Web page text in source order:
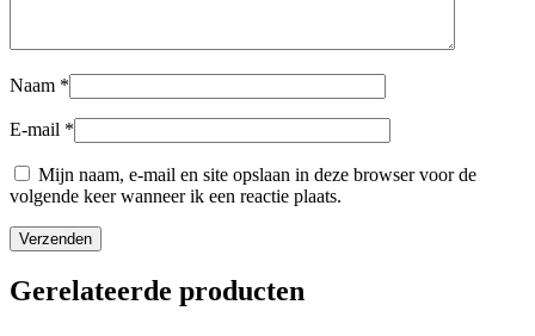
Naam *
E-mail *
Mijn naam, e-mail en site opslaan in deze browser voor de
volgende keer wanneer ik een reactie plaats.
Gerelateerde producten